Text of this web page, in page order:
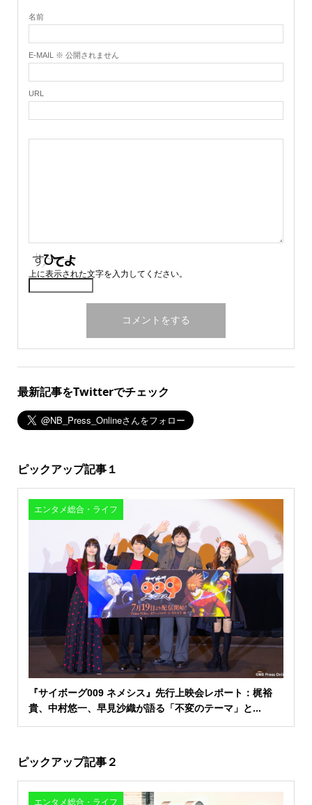
名前
E-MAIL ※ 公開されません
URL
上に表示された文字を入力してください。
最新記事をTwitterでチェック
ピックアップ記事１
エンタメ総合・ライフ
『サイボーグ009 ネメシス』先行上映会レポート：梶裕
貴、中村悠一、早見沙織が語る「不変のテーマ」と...
ピックアップ記事２
エンタメ総合・ライフ